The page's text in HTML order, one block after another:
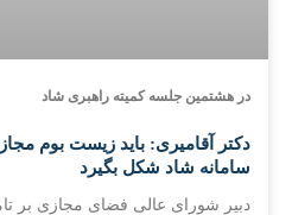
در هشتمین جلسه کمیته راهبری شاد
دکتر آقامیری: باید زیست بوم
سامانه شاد شکل بگیرد
دبیر شورای عالی فضای مجازی بر